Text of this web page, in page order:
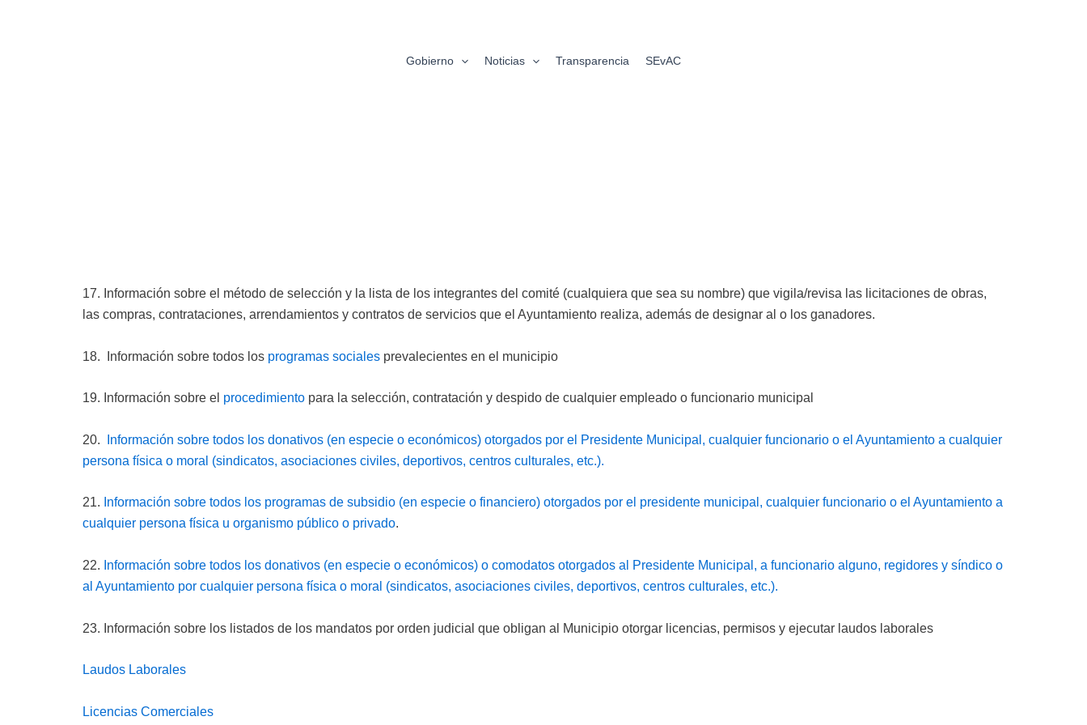
Gobierno Noticias Transparencia SEvAC
17. Información sobre el método de selección y la lista de los integrantes del comité (cualquiera que sea su nombre) que vigila/revisa las licitaciones de obras,
las compras, contrataciones, arrendamientos y contratos de servicios que el Ayuntamiento realiza, además de designar al o los ganadores.
18. Información sobre todos los programas sociales prevalecientes en el municipio
19. Información sobre el procedimiento para la selección, contratación y despido de cualquier empleado o funcionario municipal
20.
Información sobre todos los donativos (en especie o económicos) otorgados por el Presidente Municipal, cualquier funcionario o el Ayuntamiento a cualquier
persona física o moral (sindicatos, asociaciones civiles, deportivos, centros culturales, etc.).
21. Información sobre todos los programas de subsidio (en especie o financiero) otorgados por el presidente municipal, cualquier funcionario o el Ayuntamiento a
cualquier persona física u organismo público o privado.
22. Información sobre todos los donativos (en especie o económicos) o comodatos otorgados al Presidente Municipal, a funcionario alguno, regidores y síndico o
al Ayuntamiento por cualquier persona física o moral (sindicatos, asociaciones civiles, deportivos, centros culturales, etc.).
23. Información sobre los listados de los mandatos por orden judicial que obligan al Municipio otorgar licencias, permisos y ejecutar laudos laborales
Laudos Laborales
Licencias Comerciales